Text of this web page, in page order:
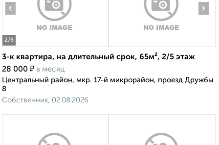
2/6
‹ ›
3-к квартира, на длительный срок, 65м², 2/5 этаж
28 000 ₽ в месяц
Центральный район, мкр. 17-й микрорайон, проезд Дружбы
8
Собственник, 02.08.2026